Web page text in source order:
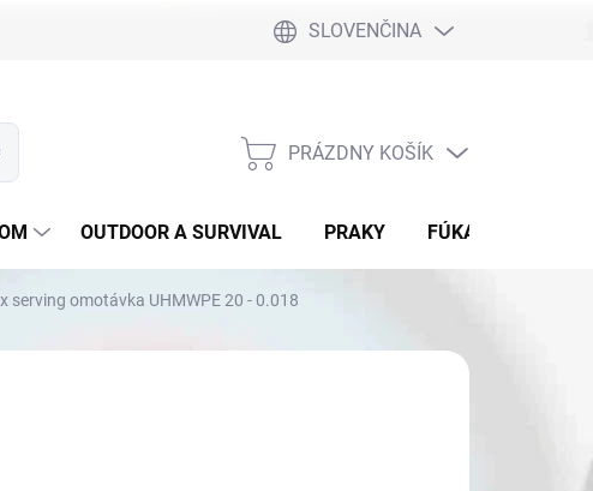
SLOVENČINA
NÁKUPNÝ
PRÁZDNY KOŠÍK
OUTDOOR A SURVIVAL PRAKY FÚKAČKY
serving omotávka UHMWPE 20 - 0.018